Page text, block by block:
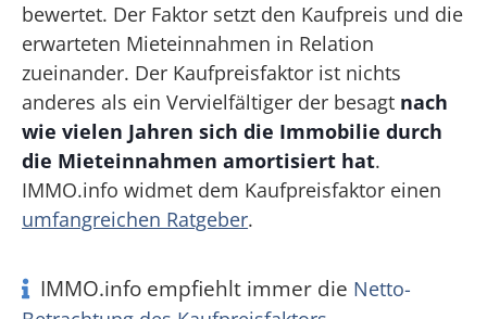
bewertet. Der Faktor setzt den Kaufpreis und die
erwarteten Mieteinnahmen in Relation
zueinander. Der Kaufpreisfaktor ist nichts
anderes als ein Vervielfältiger der besagt nach
wie vielen Jahren sich die Immobilie durch
die Mieteinnahmen amortisiert hat.
IMMO.info widmet dem Kaufpreisfaktor einen
umfangreichen Ratgeber.
IMMO.info empfiehlt immer die Netto-